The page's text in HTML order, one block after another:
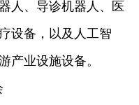
人、导诊机器人、医
设备，以及人工智
产业设施设备。